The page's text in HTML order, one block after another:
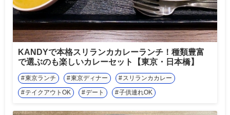
KANDYで本格スリランカカレーランチ！種類豊富
で選ぶのも楽しいカレーセット【東京・日本橋】
東京ランチ 東京ディナー
スリランカカレー
テイクアウトOK
デート 子供連れOK